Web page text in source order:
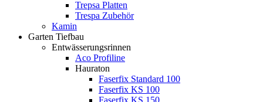
Trepsa Platten
Trespa Zubehör
Kamin
Garten Tiefbau
Entwässerungsrinnen
Aco Profiline
Hauraton
Faserfix Standard 100
Faserfix KS 100
Faserfix KS 150